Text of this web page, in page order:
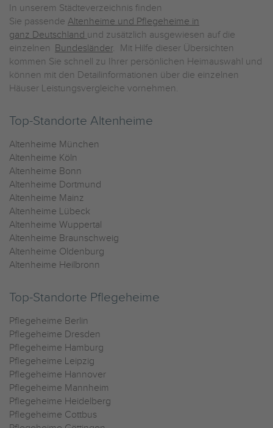
In unserem Städteverzeichnis finden
Sie passende Altenheime und Pflegeheime in
ganz Deutschland und zusätzlich ausgewiesen auf die
einzelnen Bundesländer. Mit Hilfe dieser Übersichten
kommen Sie schnell zu Ihrer persönlichen Heimauswahl und
können mit den Detailinformationen über die einzelnen
Häuser Leistungsvergleiche vornehmen.
Top-Standorte Altenheime
Altenheime München
Altenheime Köln
Altenheime Bonn
Altenheime Dortmund
Altenheime Mainz
Altenheime Lübeck
Altenheime Wuppertal
Altenheime Braunschweig
Altenheime Oldenburg
Altenheime Heilbronn
Top-Standorte Pflegeheime
Pflegeheime Berlin
Pflegeheime Dresden
Pflegeheime Hamburg
Pflegeheime Leipzig
Pflegeheime Hannover
Pflegeheime Mannheim
Pflegeheime Heidelberg
Pflegeheime Cottbus